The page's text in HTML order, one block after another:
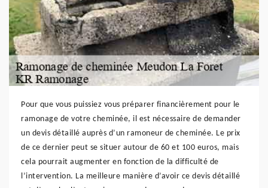
Pour que vous puissiez vous préparer financièrement pour le
ramonage de votre cheminée, il est nécessaire de demander
un devis détaillé auprès d’un ramoneur de cheminée. Le prix
de ce dernier peut se situer autour de 60 et 100 euros, mais
cela pourrait augmenter en fonction de la difficulté de
l’intervention. La meilleure manière d’avoir ce devis détaillé